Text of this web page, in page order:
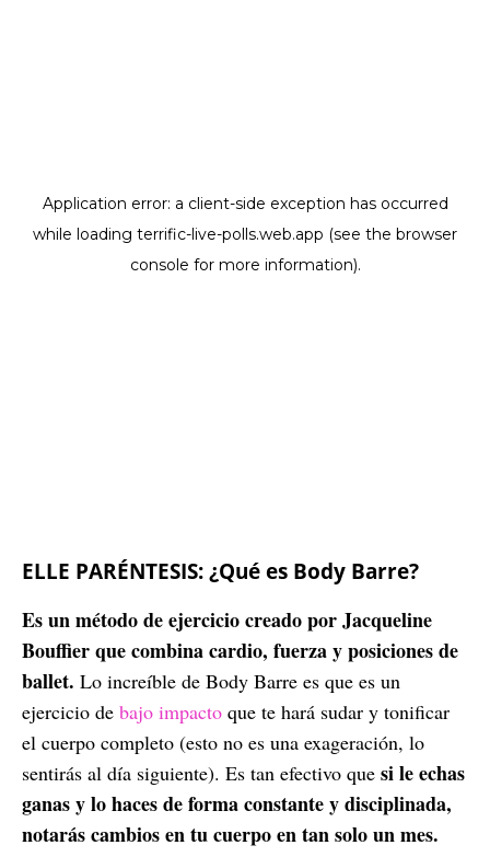
ELLE PARÉNTESIS: ¿Qué es Body Barre?
Es un método de ejercicio creado por Jacqueline
Bouffier que combina cardio, fuerza y posiciones de
ballet. Lo increíble de Body Barre es que es un
ejercicio de bajo impacto que te hará sudar y tonificar
el cuerpo completo (esto no es una exageración, lo
sentirás al día siguiente). Es tan efectivo que si le echas
ganas y lo haces de forma constante y disciplinada,
notarás cambios en tu cuerpo en tan solo un mes.